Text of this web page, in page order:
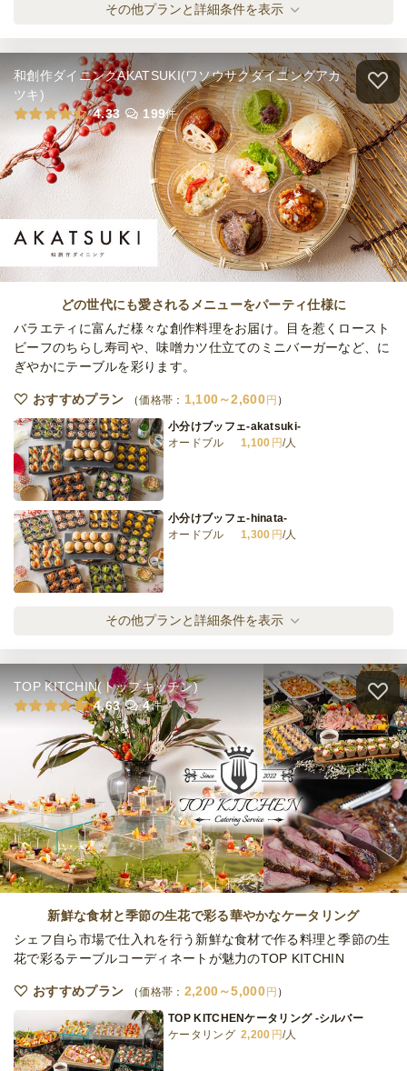
オードブル
3,000円/人
華やか寿司付ベーシックオードブル
オードブル
3,300円/人
本格イタリアン・フレンチオードブルプラン
オードブル
4,200円/人
お寿司にフルーツまで！ラグジュアリーオー
オードブル
5,500円 /人
LEAPOPOリーズナブルケータリング
オードブル
80,000円
5日前12時
最低ご注文金額 100,000円
その他プランと詳細条件を表示
和創作ダイニングAKATSUKI(ワソウサクダイニングアカ
ツキ)
4.33
199件
どの世代にも愛されるメニューをパーティ仕様に
バラエティに富んだ様々な創作料理をお届け。目を惹くロースト
ビーフのちらし寿司や、味噌カツ仕立てのミニバーガーなど、に
ぎやかにテーブルを彩ります。
おすすめプラン 価格帯： 1,100～2,600円
小分けブッフェ-akatsuki-
オードブル
1,100 円/人
小分けブッフェ-hinata-
オードブル
1,300 円/人
オードブル
1,600円/人
小分けブッフェ-hana-
オードブル
2,100円/人
小分けブッフェ-miyabi-
オードブル
2,600円/人
全てのプランを見る（5件）
オードブル
締切 1日前13時
最低ご注文金額 80,000円
その他プランと詳細条件を表示
TOP KITCHIN(トップキッチン)
4.63
4件
新鮮な食材と季節の生花で彩る華やかなケータリング
シェフ自ら市場で仕入れを行う新鮮な食材で作る料理と季節の生
花で彩るテーブルコーディネートが魅力のTOP KITCHIN
おすすめプラン 価格帯： 2,200～5,000 円
TOP KITCHENケータリング -シルバー
ケータリング 2,200 円/人